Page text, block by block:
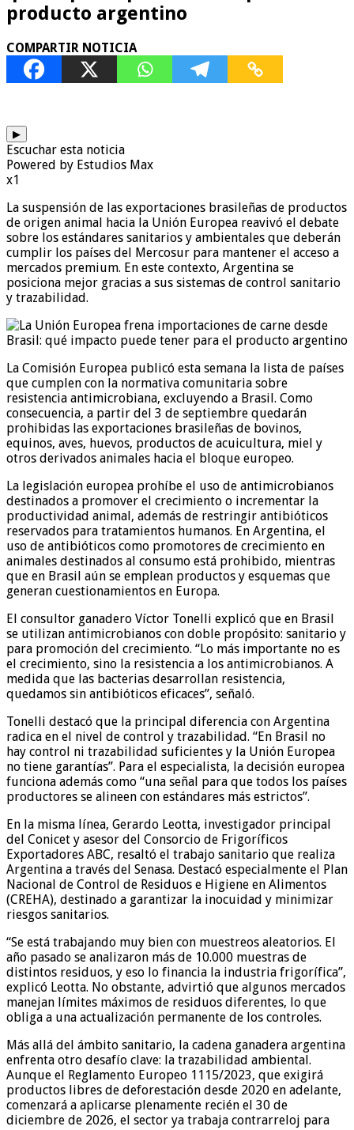
producto argentino
COMPARTIR NOTICIA
▶
Escuchar esta noticia
Powered by Estudios Max
x1
La suspensión de las exportaciones brasileñas de productos
de origen animal hacia la Unión Europea reavivó el debate
sobre los estándares sanitarios y ambientales que deberán
cumplir los países del Mercosur para mantener el acceso a
mercados premium. En este contexto, Argentina se
posiciona mejor gracias a sus sistemas de control sanitario
y trazabilidad.
La Comisión Europea publicó esta semana la lista de países
que cumplen con la normativa comunitaria sobre
resistencia antimicrobiana, excluyendo a Brasil. Como
consecuencia, a partir del 3 de septiembre quedarán
prohibidas las exportaciones brasileñas de bovinos,
equinos, aves, huevos, productos de acuicultura, miel y
otros derivados animales hacia el bloque europeo.
La legislación europea prohíbe el uso de antimicrobianos
destinados a promover el crecimiento o incrementar la
productividad animal, además de restringir antibióticos
reservados para tratamientos humanos. En Argentina, el
uso de antibióticos como promotores de crecimiento en
animales destinados al consumo está prohibido, mientras
que en Brasil aún se emplean productos y esquemas que
generan cuestionamientos en Europa.
El consultor ganadero Víctor Tonelli explicó que en Brasil
se utilizan antimicrobianos con doble propósito: sanitario y
para promoción del crecimiento. “Lo más importante no es
el crecimiento, sino la resistencia a los antimicrobianos. A
medida que las bacterias desarrollan resistencia,
quedamos sin antibióticos eficaces”, señaló.
Tonelli destacó que la principal diferencia con Argentina
radica en el nivel de control y trazabilidad. “En Brasil no
hay control ni trazabilidad suficientes y la Unión Europea
no tiene garantías”. Para el especialista, la decisión europea
funciona además como “una señal para que todos los países
productores se alineen con estándares más estrictos”.
En la misma línea, Gerardo Leotta, investigador principal
del Conicet y asesor del Consorcio de Frigoríficos
Exportadores ABC, resaltó el trabajo sanitario que realiza
Argentina a través del Senasa. Destacó especialmente el Plan
Nacional de Control de Residuos e Higiene en Alimentos
(CREHA), destinado a garantizar la inocuidad y minimizar
riesgos sanitarios.
“Se está trabajando muy bien con muestreos aleatorios. El
año pasado se analizaron más de 10.000 muestras de
distintos residuos, y eso lo financia la industria frigorífica”,
explicó Leotta. No obstante, advirtió que algunos mercados
manejan límites máximos de residuos diferentes, lo que
obliga a una actualización permanente de los controles.
Más allá del ámbito sanitario, la cadena ganadera argentina
enfrenta otro desafío clave: la trazabilidad ambiental.
Aunque el Reglamento Europeo 1115/2023, que exigirá
productos libres de deforestación desde 2020 en adelante,
comenzará a aplicarse plenamente recién el 30 de
diciembre de 2026, el sector ya trabaja contrarreloj para